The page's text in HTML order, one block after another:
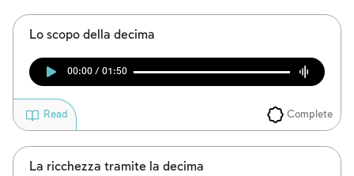
Lo scopo della decima
00:00 / 01:50
Complete
Read
La ricchezza tramite la decima